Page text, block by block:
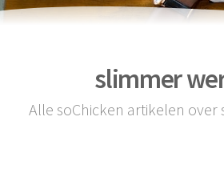
slimmer
Alle soChicken artikelen